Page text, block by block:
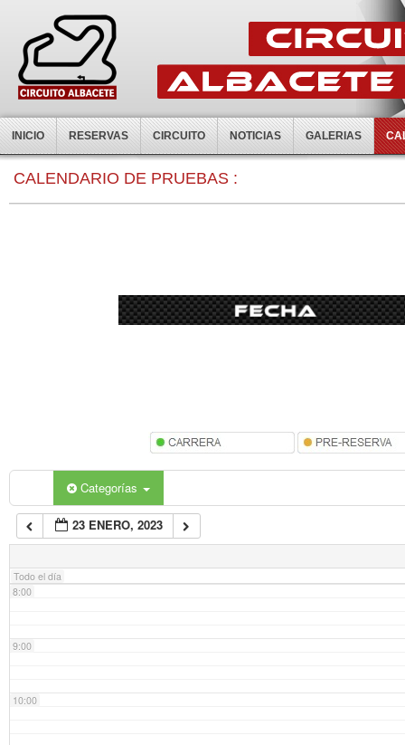
INICIO RESERVAS CIRCUITO NOTICIAS GALERIAS
CALENDARIO DE PRUEBAS :
Categorías
23 ENERO, 2023
Todo el día
0:00
7:00
8:00
9:00
10:00